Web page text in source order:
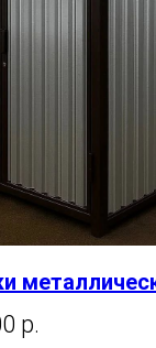
р.